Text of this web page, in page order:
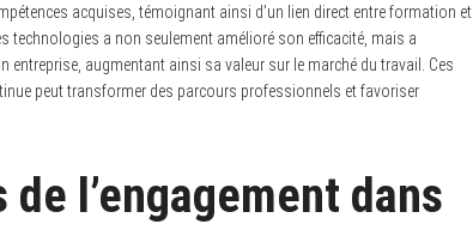
acquises, témoignant ainsi d’un lien direct entre formation et
technologies a non seulement amélioré son efficacité, mais a
augmentant ainsi sa valeur sur le marché du travail. Ces
peut transformer des parcours professionnels et favoriser
l’engagement dans